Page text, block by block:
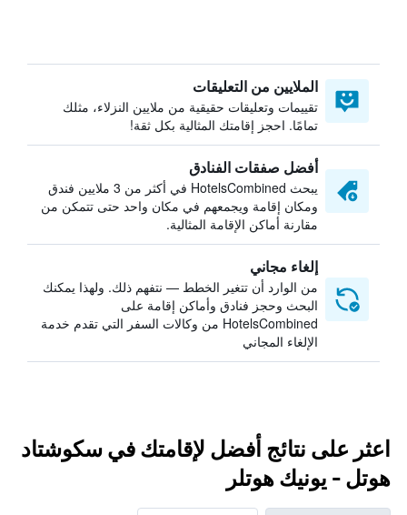
الملايين من التعليقات
تقييمات وتعليقات حقيقية من ملايين النزلاء، مثلك
تمامًا. احجز إقامتك المثالية بكل ثقة!
أفضل صفقات الفنادق
يبحث HotelsCombined في أكثر من 3 ملايين فندق
ومكان إقامة ويجمعهم في مكان واحد حتى تتمكن من
مقارنة أماكن الإقامة المثالية.
إلغاء مجاني
من الوارد أن تتغير الخطط — نتفهم ذلك. ولهذا يمكنك
البحث وحجز فنادق وأماكن إقامة على
HotelsCombined من وكالات السفر التي تقدم خدمة
الإلغاء المجاني
اعثر على نتائج أفضل لإقامتك في سكوشتاد
هوتل - يونيك هوتلر